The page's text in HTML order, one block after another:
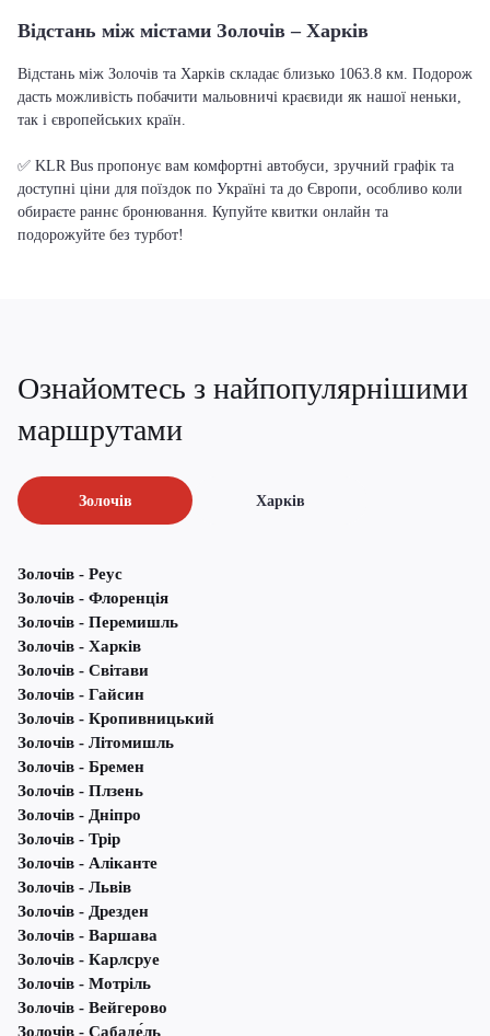
Відстань між містами Золочів – Харків
Відстань між Золочів та Харків складає близько 1063.8 км. Подорож
дасть можливість побачити мальовничі краєвиди як нашої неньки,
так і європейських країн.
✅ KLR Bus пропонує вам комфортні автобуси, зручний графік та
доступні ціни для поїздок по Україні та до Європи, особливо коли
обираєте раннє бронювання. Купуйте квитки онлайн та
подорожуйте без турбот!
Ознайомтесь з найпопулярнішими
маршрутами
Золочів Харків
Золочів - Реус
Золочів - Флоренція
Золочів - Перемишль
Золочів - Харків
Золочів - Світави
Золочів - Гайсин
Золочів - Кропивницький
Золочів - Літомишль
Золочів - Бремен
Золочів - Плзень
Золочів - Дніпро
Золочів - Трір
Золочів - Аліканте
Золочів - Львів
Золочів - Дрезден
Золочів - Варшава
Золочів - Карлсруе
Золочів - Мотріль
Золочів - Вейгерово
Золочів - Сабаде́ль